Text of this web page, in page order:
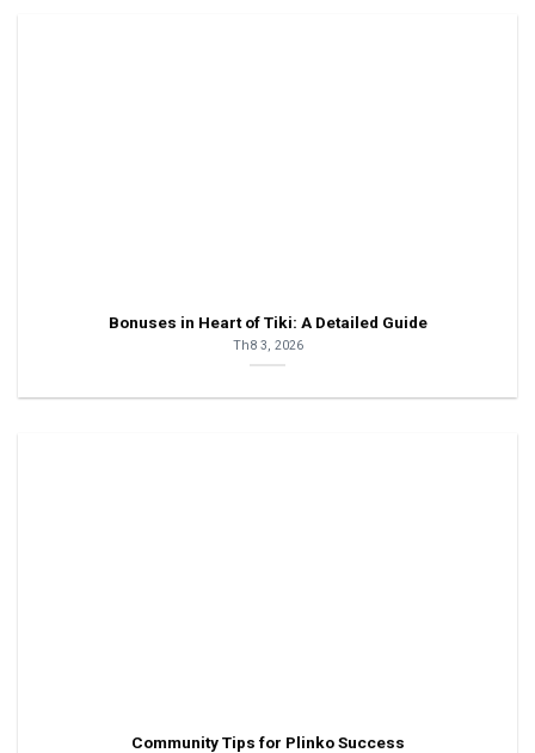
Bonuses in Heart of Tiki: A Detailed Guide
Th8 3, 2026
Community Tips for Plinko Success